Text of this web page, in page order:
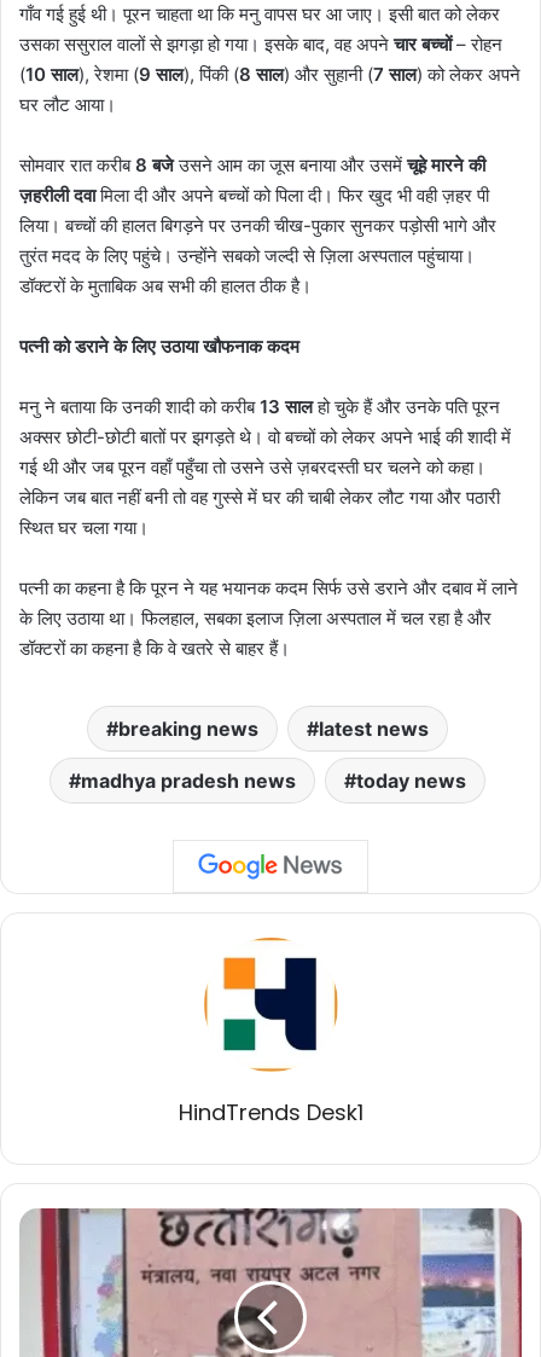
गाँव गई हुई थी। पूरन चाहता था कि मनु वापस घर आ जाए। इसी बात को लेकर
उसका ससुराल वालों से झगड़ा हो गया। इसके बाद, वह अपनेचार बच्चों– रोहन
(10 साल), रेशमा (9 साल), पिंकी (8 साल) और सुहानी (7 साल) को लेकर अपने
घर लौट आया।
सोमवार रात करीब8 बजेउसने आम का जूस बनाया और उसमेंचूहे मारने की
ज़हरीली दवामिला दी और अपने बच्चों को पिला दी। फिर खुद भी वही ज़हर पी
लिया। बच्चों की हालत बिगड़ने पर उनकी चीख-पुकार सुनकर पड़ोसी भागे और
तुरंत मदद के लिए पहुंचे। उन्होंने सबको जल्दी से ज़िला अस्पताल पहुंचाया।
डॉक्टरों के मुताबिक अब सभी की हालत ठीक है।
पत्नी को डराने के लिए उठाया खौफनाक कदम
मनु ने बताया कि उनकी शादी को करीब13 सालहो चुके हैं और उनके पति पूरन
अक्सर छोटी-छोटी बातों पर झगड़ते थे। वो बच्चों को लेकर अपने भाई की शादी में
गई थी और जब पूरन वहाँ पहुँचा तो उसने उसे ज़बरदस्ती घर चलने को कहा।
लेकिन जब बात नहीं बनी तो वह गुस्से में घर की चाबी लेकर लौट गया और पठारी
स्थित घर चला गया।
पत्नी का कहना है कि पूरन ने यह भयानक कदम सिर्फ उसे डराने और दबाव में लाने
के लिए उठाया था। फिलहाल, सबका इलाज ज़िला अस्पताल में चल रहा है और
डॉक्टरों का कहना है कि वे खतरे से बाहर हैं।
breaking news latest news
madhya pradesh news today news
HindTrends Desk1
मुख्य
पंजीयन
क्रांति